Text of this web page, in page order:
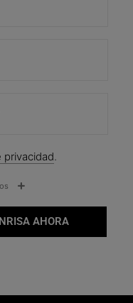
privacidad.
AHORA